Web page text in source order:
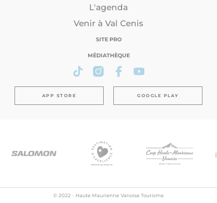
L'agenda
Venir à Val Cenis
SITE PRO
MÉDIATHÈQUE
APP STORE GOOGLE PLAY
© 2022 - Haute Maurienne Vanoise Tourisme